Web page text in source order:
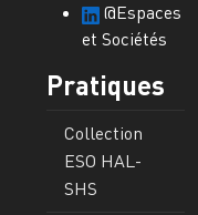
@Espaces
et Sociétés
Pratiques
Collection
ESO HAL-
SHS